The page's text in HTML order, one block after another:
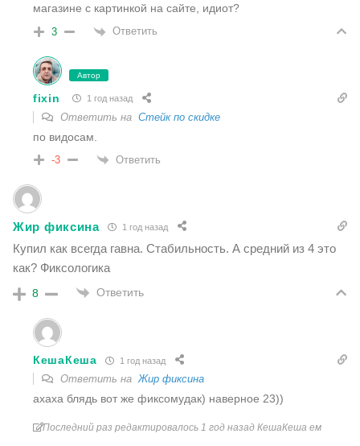
магазине с картинкой на сайте, идиот?
3 Ответить
Автор
fixin 1 год назад
Ответить на Стейк по скидке
по видосам.
-3 Ответить
Жир фиксина 1 год назад
Купил как всегда гавна. Стабильность. А средний из 4 это
как? Фиксологика
8 Ответить
КешаКеша 1 год назад
Ответить наЖир фиксина
ахаха блядь вот же фиксомудак) наверное 23))
Последний раз редактировалось 1 год назад КешаКеша ем